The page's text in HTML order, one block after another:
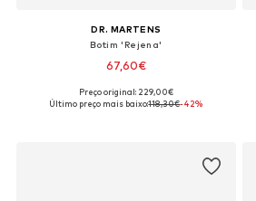
DR. MARTENS
Botim 'Rejena'
67,60€
Disponível em vários tamanhos
Preço original: 229,00€
Último preço mais baixo:118,30€-42%